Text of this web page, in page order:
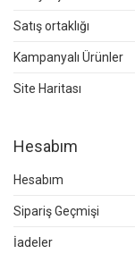
Satış ortaklığı
Kampanyalı Ürünler
Site Haritası
Hesabım
Hesabım
Sipariş Geçmişi
İadeler